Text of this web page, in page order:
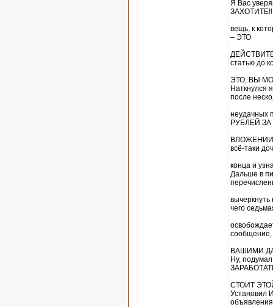
Я Вас
вещь, к
– ЭТО
статью до
ЭТО, ВЫ
Наткнулся
после
неудачных
РУБЛЕЙ
ВЛОЖЕНИИ
всё-таки
конца и
Дальше в
вычеркнуть
чего
сообщение,
ВАШИМИ
Ну,
СТОИТ
Установил